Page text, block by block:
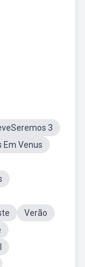
3
Em Venus
Verão